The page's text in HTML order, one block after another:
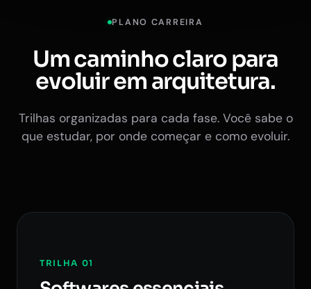
PLANO CARREIRA
Um caminho claro para
evoluir em arquitetura.
Trilhas organizadas para cada fase. Você sabe o
que estudar, por onde começar e como evoluir.
TRILHA 01